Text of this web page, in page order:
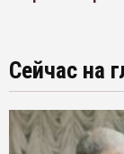
Сейчас на